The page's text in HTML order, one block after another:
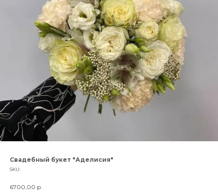
Свадебный букет "Аделисия"
SKU:
6700,00 р.